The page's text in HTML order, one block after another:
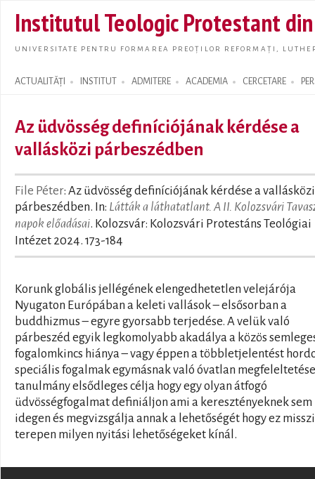
main
Institutul Teologic Protestant
UNIVERSITATE PENTRU FORMAREA PREOȚILOR REFORMAȚI,
ACTUALITĂȚI INSTITUT ADMITERE ACADEMIA CERCETARE
Search form
Az üdvösség definíciójának kérdése a
vallásközi párbeszédben
File Péter: Az üdvösség definíciójának kérdése a vallásközi
párbeszédben. In: Látták a láthatatlant. A II. Kolozsvári
napok előadásai. Kolozsvár: Kolozsvári Protestáns Teológiai
Intézet 2024. 173-184
Korunk globális jellégének elengedhetetlen velejárója
Nyugaton Európában a keleti vallások – elsősorban a
buddhizmus – egyre gyorsabb terjedése. A velük való
párbeszéd egyik legkomolyabb akadálya a közös
fogalomkincs hiánya – vagy éppen a többletjelentést
speciális fogalmak egymásnak való óvatlan
tanulmány elsődleges célja hogy egy olyan átfogó
üdvösségfogalmat definiáljon ami a keresztényeknek sem
idegen és megvizsgálja annak a lehetőségét hogy ez
terepen milyen nyitási lehetőségeket kínál.